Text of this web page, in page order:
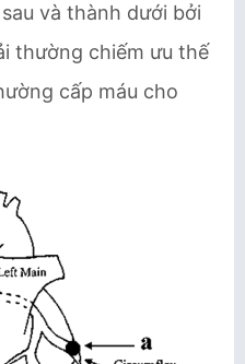
và thành dưới bởi
thường chiếm ưu thế
cấp máu cho